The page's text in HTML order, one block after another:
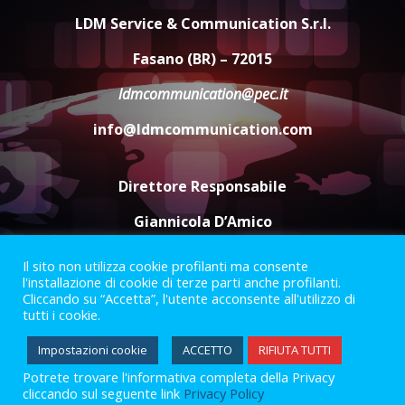
di aperture straordinarie del
Comune di Fasano
6 Agosto 2026 14:16
Grazia Neglia, coordinatrice
cittadina di Fratelli d’Italia,
pronta a tornare in Consiglio
comunale
6 Agosto 2026 08:00
LDM Service & Communication S.r.l.
Fasano (BR) – 72015
ldmcommunication@pec.it
info@ldmcommunication.com
Direttore Responsabile
Giannicola D’Amico
Termini e Condizioni
Privacy Policy
Informazioni Legali
Facebook
Instagram
Youtube
2023 © Gofasano|Powered byCreativestudio
Il sito non utilizza cookie profilanti ma consente
l'installazione di cookie di terze parti anche profilanti.
Cliccando su “Accetta”, l'utente acconsente all'utilizzo di
tutti i cookie.
Impostazioni cookie ACCETTO RIFIUTA TUTTI
Potrete trovare l'informativa completa della Privacy
cliccando sul seguente link Privacy Policy